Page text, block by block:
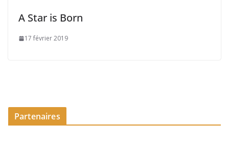
A Star is Born
17 février 2019
Partenaires